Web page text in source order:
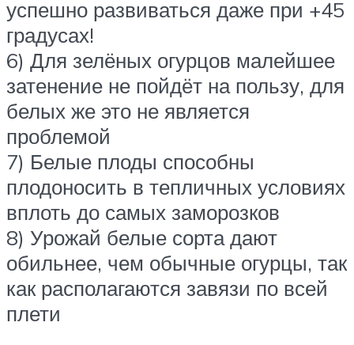
успешно развиваться даже при +45
градусах!
6) Для зелёных огурцов малейшее
затенение не пойдёт на пользу, для
белых же это не является
проблемой
7) Белые плоды способны
плодоносить в тепличных условиях
вплоть до самых заморозков
8) Урожай белые сорта дают
обильнее, чем обычные огурцы, так
как располагаются завязи по всей
плети